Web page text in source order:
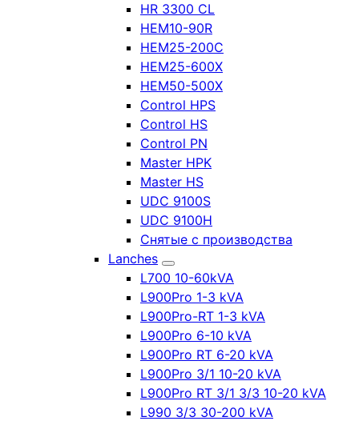
HR 3300 CL
HEM10-90R
HEM25-200C
HEM25-600X
HEM50-500X
Control HPS
Control HS
Control PN
Master HPK
Master HS
UDC 9100S
UDC 9100H
Снятые с производства
Lanches
L700 10-60kVA
L900Pro 1-3 kVA
L900Pro-RT 1-3 kVA
L900Pro 6-10 kVA
L900Pro RT 6-20 kVA
L900Pro 3/1 10-20 kVA
L900Pro RT 3/1 3/3 10-20 kVA
L990 3/3 30-200 kVA